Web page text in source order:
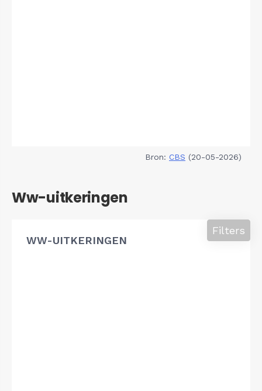
Bron: CBS (20-05-2026)
Ww-uitkeringen
WW-UITKERINGEN
Filters